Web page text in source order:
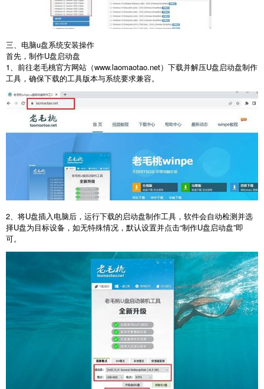
三、电脑u盘系统安装操作
首先，制作U盘启动盘
1、前往老毛桃官方网站（www.laomaotao.net）下载并解压U盘启动盘制作
工具，确保下载的工具版本与系统要求兼容。
2、将U盘插入电脑后，运行下载的启动盘制作工具，软件会自动检测并选
择U盘为目标设备，如无特殊情况，默认设置并点击“制作U盘启动盘”即
可。